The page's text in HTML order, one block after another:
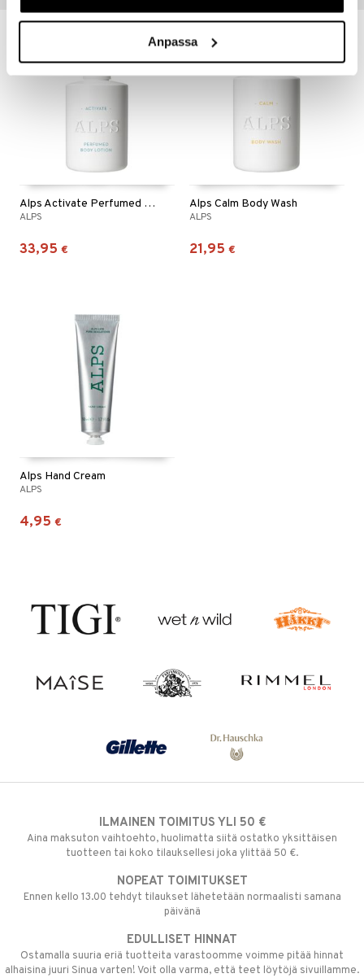
Anpassa
Alps Activate Perfumed Body Lotion
ALPS
33,95 €
Alps Calm Body Wash
ALPS
21,95 €
Alps Hand Cream
ALPS
4,95 €
ILMAINEN TOIMITUS YLI 50 €
Aina maksuton vaihtoehto, huolimatta siitä ostatko yksittäisen
tuotteen tai koko tilauksellesi joka ylittää 50 €.
NOPEAT TOIMITUKSET
Ennen kello 13.00 tehdyt tilaukset lähetetään normaalisti samana
päivänä
EDULLISET HINNAT
Ostamalla suuria eriä tuotteita varastoomme voimme pitää hinnat
alhaisina juuri Sinua varten! Voit olla varma, että teet löytöjä sivuillamme.